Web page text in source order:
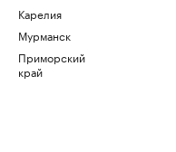
Карелия
Мурманск
Приморский
край